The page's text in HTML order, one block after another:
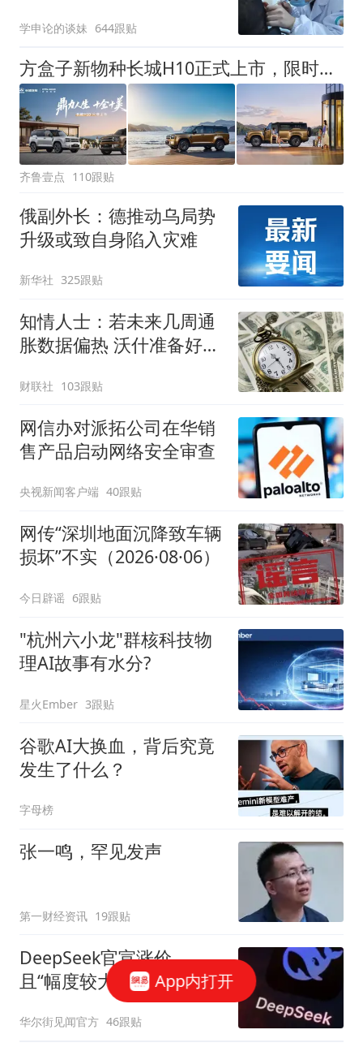
学申论的谈妹 644跟贴
方盒子新物种长城H10正式上市，限时换新价20.18万元起
齐鲁壹点 110跟贴
俄副外长：德推动乌局势
升级或致自身陷入灾难
新华社 325跟贴
知情人士：若未来几周通
胀数据偏热 沃什准备好加
财联社 103跟贴
网信办对派拓公司在华销
售产品启动网络安全审查
央视新闻客户端 40跟贴
网传“深圳地面沉降致车辆
损坏”不实（2026·08·06）
今日辟谣 6跟贴
"杭州六小龙"群核科技物
理AI故事有水分?
星火Ember 3跟贴
谷歌AI大换血，背后究竟
发生了什么？
字母榜
张一鸣，罕见发声
第一财经资讯 19跟贴
DeepSeek官宣涨价，
且“幅度较大”！
华尔街见闻官方 46跟贴
App内打开